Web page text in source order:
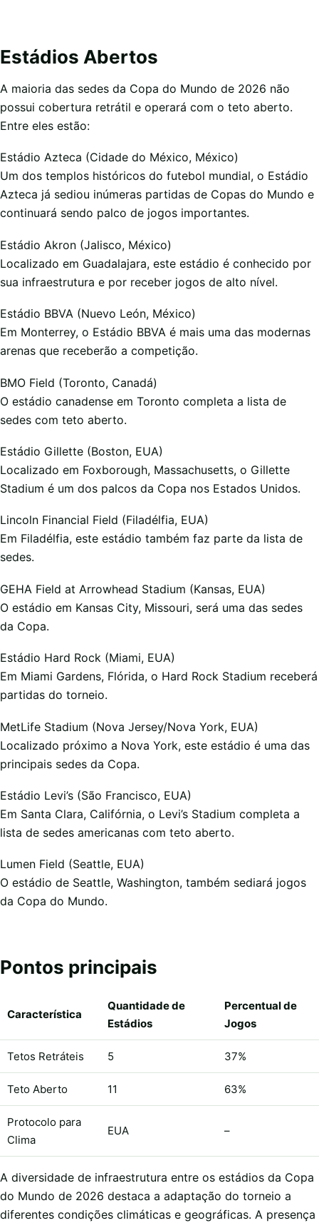
Estádios Abertos
A maioria das sedes da Copa do Mundo de 2026 não
possui cobertura retrátil e operará com o teto aberto.
Entre eles estão:
Estádio Azteca (Cidade do México, México)
Um dos templos históricos do futebol mundial, o Estádio
Azteca já sediou inúmeras partidas de Copas do Mundo e
continuará sendo palco de jogos importantes.
Estádio Akron (Jalisco, México)
Localizado em Guadalajara, este estádio é conhecido por
sua infraestrutura e por receber jogos de alto nível.
Estádio BBVA (Nuevo León, México)
Em Monterrey, o Estádio BBVA é mais uma das modernas
arenas que receberão a competição.
BMO Field (Toronto, Canadá)
O estádio canadense em Toronto completa a lista de
sedes com teto aberto.
Estádio Gillette (Boston, EUA)
Localizado em Foxborough, Massachusetts, o Gillette
Stadium é um dos palcos da Copa nos Estados Unidos.
Lincoln Financial Field (Filadélfia, EUA)
Em Filadélfia, este estádio também faz parte da lista de
sedes.
GEHA Field at Arrowhead Stadium (Kansas, EUA)
O estádio em Kansas City, Missouri, será uma das sedes
da Copa.
Estádio Hard Rock (Miami, EUA)
Em Miami Gardens, Flórida, o Hard Rock Stadium receberá
partidas do torneio.
MetLife Stadium (Nova Jersey/Nova York, EUA)
Localizado próximo a Nova York, este estádio é uma das
principais sedes da Copa.
Estádio Levi’s (São Francisco, EUA)
Em Santa Clara, Califórnia, o Levi’s Stadium completa a
lista de sedes americanas com teto aberto.
Lumen Field (Seattle, EUA)
O estádio de Seattle, Washington, também sediará jogos
da Copa do Mundo.
Pontos principais
Característica
Quantidade de
Estádios
Percentual de
Jogos
Tetos Retráteis 5 37%
Teto Aberto 11 63%
Protocolo para
Clima
EUA –
A diversidade de infraestrutura entre os estádios da Copa
do Mundo de 2026 destaca a adaptação do torneio a
diferentes condições climáticas e geográficas. A presença